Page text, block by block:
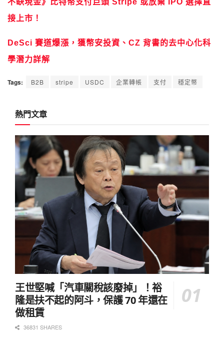
接上市！
DeSci 賽道爆漲，獲幣安投資、CZ 背書的去中心化科
學潛力詳解
Tags: B2B stripe USDC 企業轉帳 支付 穩定幣
熱門文章
王世堅喊「汽車關稅該廢掉」！裕
隆是扶不起的阿斗，保護 70 年還在
做租賃
36831 SHARES